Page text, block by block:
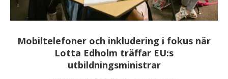
Mobiltelefoner och inkludering i fokus när
Lotta Edholm träffar EU:s
utbildningsministrar